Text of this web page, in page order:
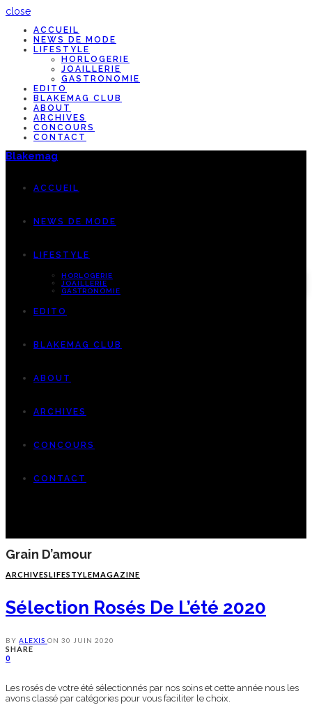
close
ACCUEIL
NEWS DE MODE
LIFESTYLE
HORLOGERIE
JOAILLERIE
GASTRONOMIE
EDITO
BLAKEMAG CLUB
ABOUT
ARCHIVES
CONCOURS
CONTACT
Blakemag
ACCUEIL
NEWS DE MODE
LIFESTYLE
HORLOGERIE
JOAILLERIE
GASTRONOMIE
EDITO
BLAKEMAG CLUB
ABOUT
ARCHIVES
CONCOURS
CONTACT
Grain D’amour
ARCHIVESLIFESTYLEMAGAZINE
Sélection Rosés De L’été 2020
BY ALEXIS ON 30 JUIN 2020
SHARE
0
Les rosés de votre été sélectionnés par nos soins et cette année nous les
avons classé par catégories pour vous faciliter le choix.